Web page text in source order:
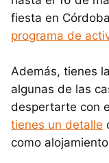
fiesta en
programa de
Además, tienes
algunas de las
despertarte con
tienes un detalle
como